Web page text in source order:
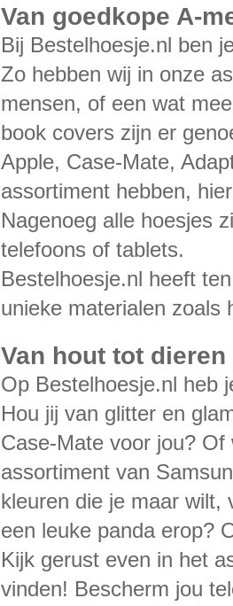
Van goedkope A-
Bij Bestelhoesje.nl ben
Zo hebben wij in onze
mensen, of een wat
book covers zijn er
Apple, Case-Mate,
assortiment hebben,
Nagenoeg alle hoesjes
telefoons of tablets.
Bestelhoesje.nl heeft
unieke materialen zoals
Van hout tot
Op Bestelhoesje.nl heb
Hou jij van glitter en
Case-Mate voor jou?
assortiment van
kleuren die je maar wilt,
een leuke panda erop?
Kijk gerust even in het
vinden! Bescherm jou